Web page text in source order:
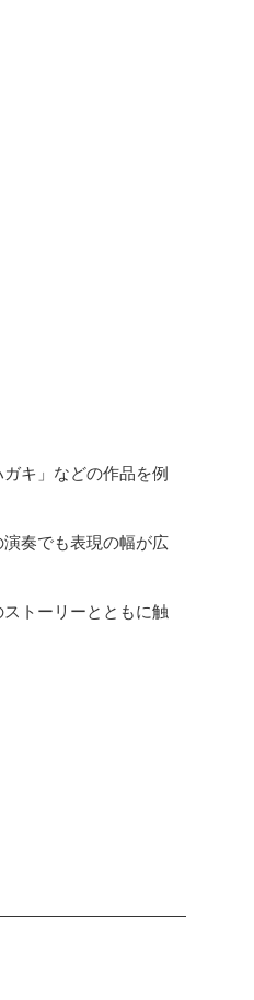
キ」などの作品を例
奏でも表現の幅が広
トーリーとともに触